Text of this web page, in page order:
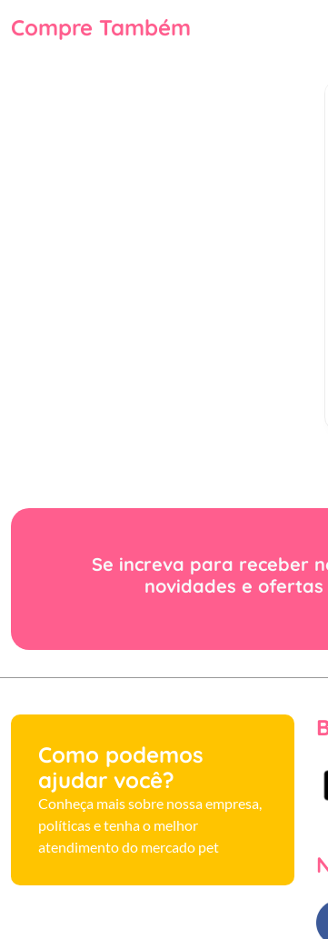
Compre Também
Se increva para receber
novidades e ofertas
Como podemos
ajudar você?
Conheça mais sobre nossa empresa,
políticas e tenha o melhor
atendimento do mercado pet